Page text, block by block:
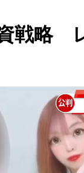
戦略